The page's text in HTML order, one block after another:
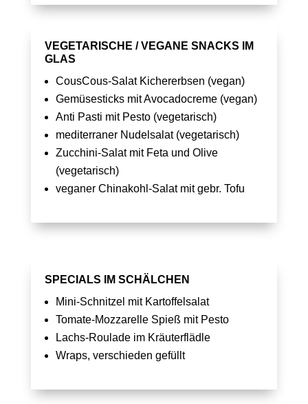
VEGETARISCHE / VEGANE SNACKS IM
GLAS
CousCous-Salat Kichererbsen (vegan)
Gemüsesticks mit Avocadocreme (vegan)
Anti Pasti mit Pesto (vegetarisch)
mediterraner Nudelsalat (vegetarisch)
Zucchini-Salat mit Feta und Olive
(vegetarisch)
veganer Chinakohl-Salat mit gebr. Tofu
SPECIALS IM SCHÄLCHEN
Mini-Schnitzel mit Kartoffelsalat
Tomate-Mozzarelle Spieß mit Pesto
Lachs-Roulade im Kräuterflädle
Wraps, verschieden gefüllt